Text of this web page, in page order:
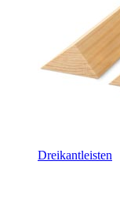
Dreikantleisten